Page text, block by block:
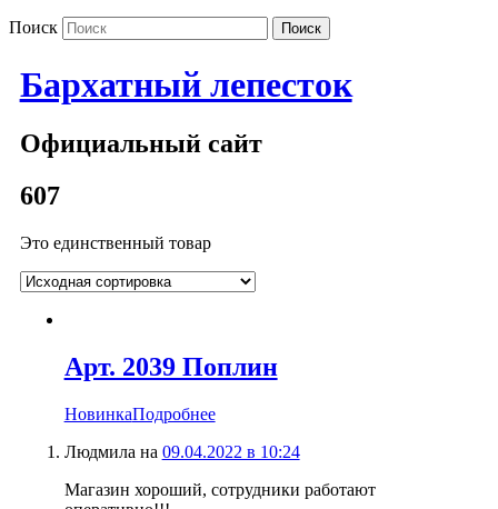
Поиск
Бархатный лепесток
Официальный сайт
607
Это единственный товар
Арт. 2039 Поплин
НовинкаПодробнее
Людмила на 09.04.2022 в 10:24
Магазин хороший, сотрудники работают